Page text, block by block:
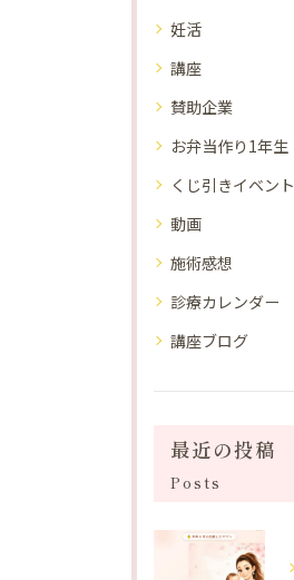
妊活
講座
賛助企業
お弁当作り1年生
くじ引きイベント
動画
施術感想
診療カレンダー
講座ブログ
最近の投稿
Posts